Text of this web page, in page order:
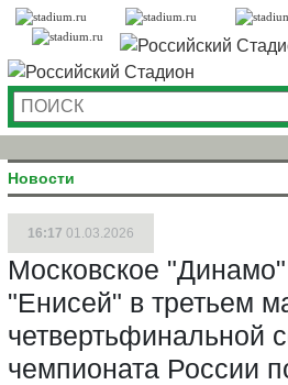
Новости
16:17 01.03.2026
Московское
"Енисей" в третьем
четвертьфинальной
чемпионата России